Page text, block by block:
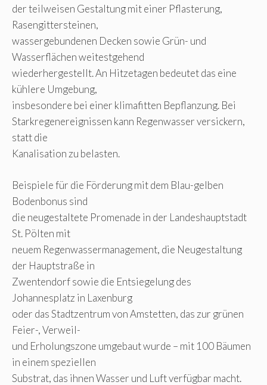
der teilweisen Gestaltung mit einer Pflasterung,
Rasengittersteinen,
wassergebundenen Decken sowie Grün- und
Wasserflächen weitestgehend
wiederhergestellt. An Hitzetagen bedeutet das eine
kühlere Umgebung,
insbesondere bei einer klimafitten Bepflanzung. Bei
Starkregenereignissen kann Regenwasser versickern,
statt die
Kanalisation zu belasten.
Beispiele für die Förderung mit dem Blau-gelben
Bodenbonus sind
die neugestaltete Promenade in der Landeshauptstadt
St. Pölten mit
neuem Regenwassermanagement, die Neugestaltung
der Hauptstraße in
Zwentendorf sowie die Entsiegelung des
Johannesplatz in Laxenburg
oder das Stadtzentrum von Amstetten, das zur grünen
Feier-, Verweil-
und Erholungszone umgebaut wurde – mit 100 Bäumen
in einem speziellen
Substrat, das ihnen Wasser und Luft verfügbar macht.